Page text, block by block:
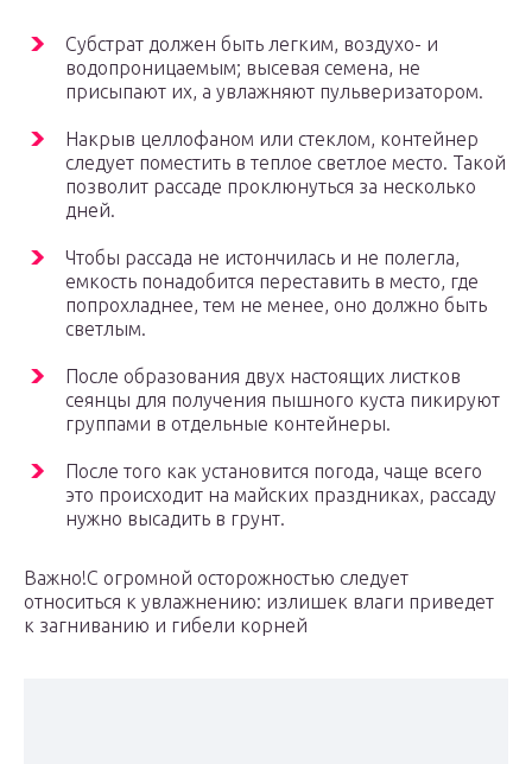
Субстрат должен быть легким, воздухо- и
водопроницаемым; высевая семена, не
присыпают их, а увлажняют пульверизатором.
Накрыв целлофаном или стеклом, контейнер
следует поместить в теплое светлое место. Такой
позволит рассаде проклюнуться за несколько
дней.
Чтобы рассада не истончилась и не полегла,
емкость понадобится переставить в место, где
попрохладнее, тем не менее, оно должно быть
светлым.
После образования двух настоящих листков
сеянцы для получения пышного куста пикируют
группами в отдельные контейнеры.
После того как установится погода, чаще всего
это происходит на майских праздниках, рассаду
нужно высадить в грунт.
Важно!С огромной осторожностью следует
относиться к увлажнению: излишек влаги приведет
к загниванию и гибели корней